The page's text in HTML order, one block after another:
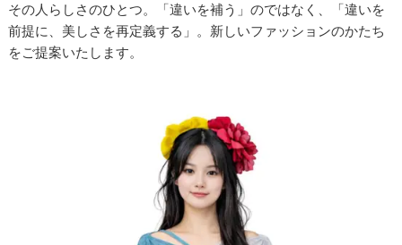
その人らしさのひとつ。「違いを補う」のではなく、「違いを
前提に、美しさを再定義する」。新しいファッションのかたち
をご提案いたします。